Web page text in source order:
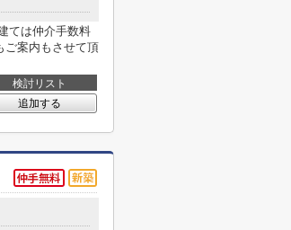
ては仲介手数料
ご案内もさせて頂
検討リスト
追加する